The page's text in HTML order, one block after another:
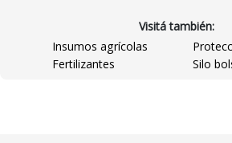
Visitá también:
Insumos agrícolas
Fertilizantes
Silo